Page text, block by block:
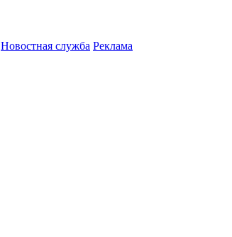
Новостная служба Реклама